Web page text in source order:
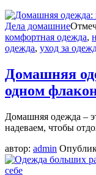
Дела домашние
комфортная одежда,
одежда, уход за
Домашняя
одном
Домашняя одежда –
надеваем, чтобы
автор: admin